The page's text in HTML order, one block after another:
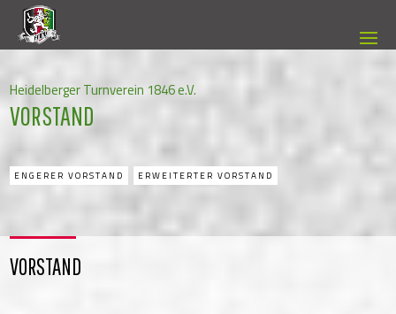
Heidelberger Turnverein 1846 e.V.
VORSTAND
ENGERER VORSTAND ERWEITERTER VORSTAND
VORSTAND